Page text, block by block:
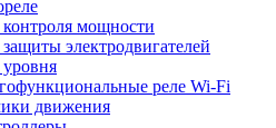
контроля мощности
защиты электродвигателей
уровня
реле Wi-Fi
движения